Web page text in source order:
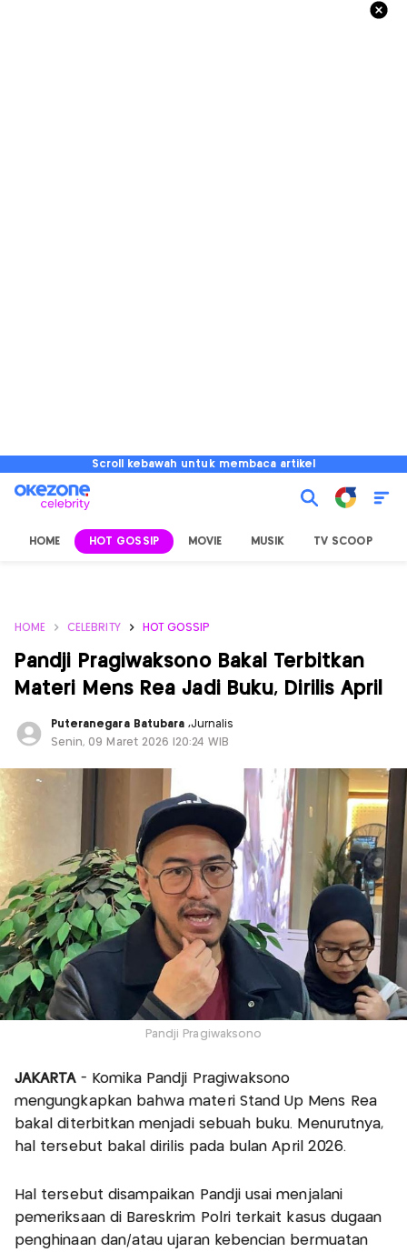
Scroll kebawah untuk membaca artikel
HOME HOT GOSSIP MOVIE MUSIK TV SCOOP
HOME CELEBRITY HOT GOSSIP
Pandji Pragiwaksono Bakal Terbitkan
Materi Mens Rea Jadi Buku, Dirilis April
Puteranegara Batubara,Jurnalis
Senin, 09 Maret 2026 |20:24 WIB
Pandji Pragiwaksono
JAKARTA- Komika Pandji Pragiwaksono
mengungkapkan bahwa materi Stand Up Mens Rea
bakal diterbitkan menjadi sebuah buku. Menurutnya,
hal tersebut bakal dirilis pada bulan April 2026.
Hal tersebut disampaikan Pandji usai menjalani
pemeriksaan di Bareskrim Polri terkait kasus dugaan
penghinaan dan/atau ujaran kebencian bermuatan